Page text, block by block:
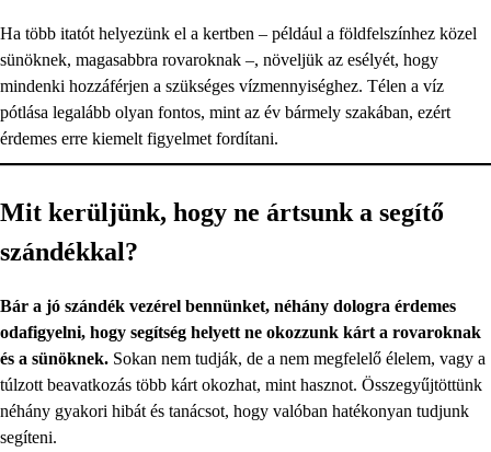
Ha több itatót helyezünk el a kertben – például a földfelszínhez közel
sünöknek, magasabbra rovaroknak –, növeljük az esélyét, hogy
mindenki hozzáférjen a szükséges vízmennyiséghez. Télen a víz
pótlása legalább olyan fontos, mint az év bármely szakában, ezért
érdemes erre kiemelt figyelmet fordítani.
Mit kerüljünk, hogy ne ártsunk a segítő
szándékkal?
Bár a jó szándék vezérel bennünket, néhány dologra érdemes
odafigyelni, hogy segítség helyett ne okozzunk kárt a rovaroknak
és a sünöknek. Sokan nem tudják, de a nem megfelelő élelem, vagy a
túlzott beavatkozás több kárt okozhat, mint hasznot. Összegyűjtöttünk
néhány gyakori hibát és tanácsot, hogy valóban hatékonyan tudjunk
segíteni.